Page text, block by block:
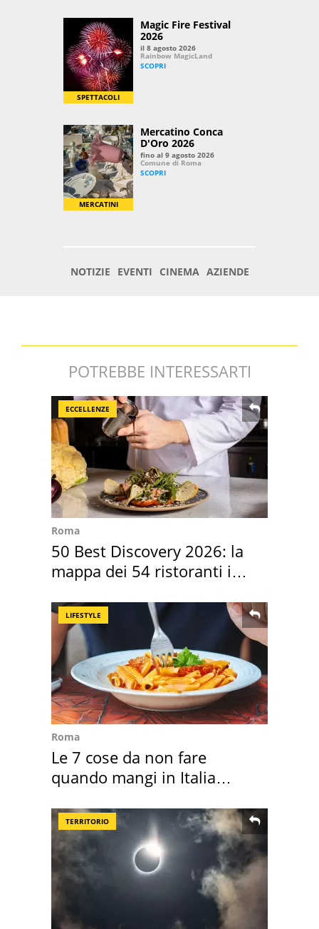
POTREBBE INTERESSARTI
ECCELLENZE
Roma
50 Best Discovery 2026: la
mappa dei 54 ristoranti in
LIFESTYLE
Roma
Le 7 cose da non fare
quando mangi in Italia
TERRITORIO